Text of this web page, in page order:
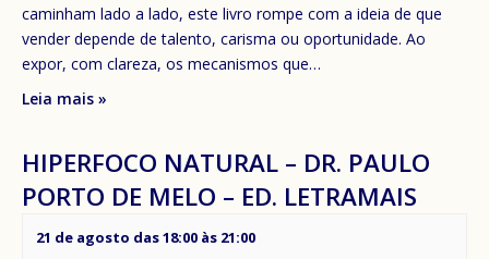
caminham lado a lado, este livro rompe com a ideia de que
vender depende de talento, carisma ou oportunidade. Ao
expor, com clareza, os mecanismos que…
Leia mais »
HIPERFOCO NATURAL – DR. PAULO
PORTO DE MELO – ED. LETRAMAIS
21 de agosto das 18:00 às 21:00